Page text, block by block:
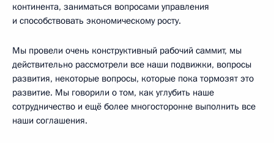
континента, заниматься вопросами управления
и способствовать экономическому росту.
Мы провели очень конструктивный рабочий саммит, мы
действительно рассмотрели все наши подвижки, вопросы
развития, некоторые вопросы, которые пока тормозят это
развитие. Мы говорили о том, как углубить наше
сотрудничество и ещё более многосторонне выполнить все
наши соглашения.